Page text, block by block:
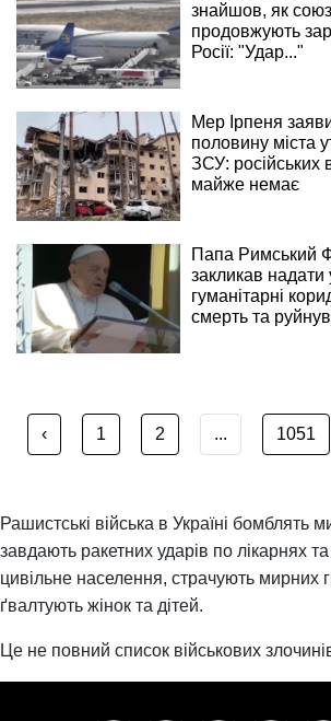
знайшов, як
продовжують
Росії: "Удар..."
Мер Ірпеня
половину міста
ЗСУ: російських
майже немає
Папа Римський
закликав надати
гуманітарні
смерть та
‹ 1 2 ... 1051
Рашистські війська в Україні бомблять
завдають ракетних ударів по лікарнях
цивільне населення, страчують мирних
ґвалтують жінок та дітей.
Це не повний список військових